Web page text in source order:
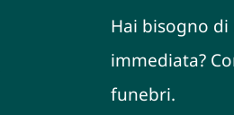
Hai bisogno di
immediata?
funebri.